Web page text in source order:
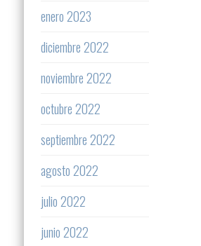
enero 2023
diciembre 2022
noviembre 2022
octubre 2022
septiembre 2022
agosto 2022
julio 2022
junio 2022